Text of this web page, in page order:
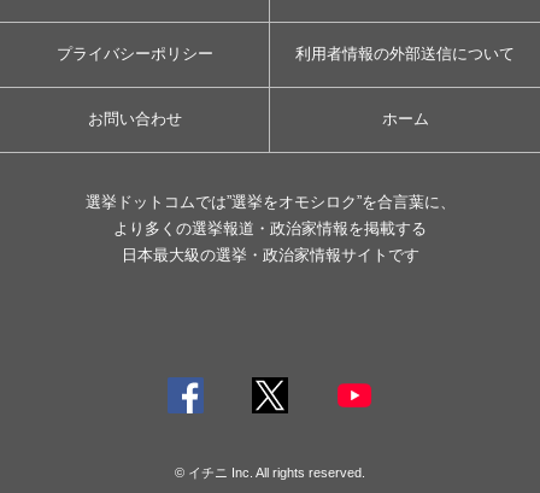
プライバシーポリシー 利用者情報の外部送信について
お問い合わせ ホーム
選挙ドットコムでは”選挙をオモシロク”を合言葉に、
より多くの選挙報道・政治家情報を掲載する
日本最大級の選挙・政治家情報サイトです
© イチニ Inc. All rights reserved.